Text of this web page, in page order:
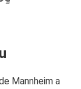
Mannheim a